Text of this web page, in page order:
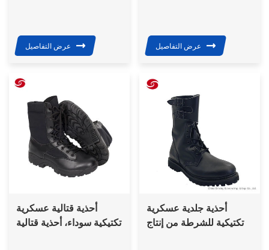
عرض التفاصيل
Ready to Ship
عرض التفاصيل
أحذية قتالية عسكرية
تكتيكية سوداء، أحذية قتالية
أحذية جلدية عسكرية
تكتيكية للشرطة من إنتاج